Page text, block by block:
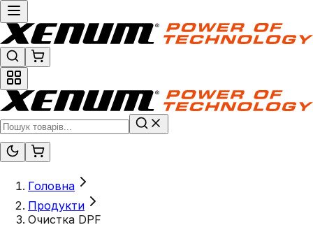
Головна
Продукти
Очистка DPF